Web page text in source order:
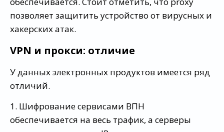
позволяет защитить устройство от вирусных и
хакерских атак.
VPN и прокси: отличие
У данных электронных продуктов имеется ряд
отличий.
1. Шифрование сервисами ВПН
обеспечивается на весь трафик, а серверы